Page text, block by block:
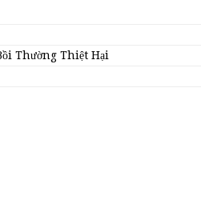
Thường Thiệt Hại